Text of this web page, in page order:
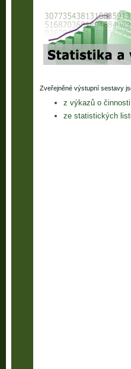
Zveřejněné výstupní sestavy
z výkazů o
ze statistických